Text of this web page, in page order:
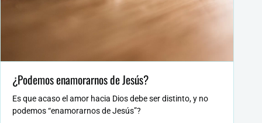
¿Podemos enamorarnos de Jesús?
Es que acaso el amor hacia Dios debe ser distinto, y no
podemos “enamorarnos de Jesús”?